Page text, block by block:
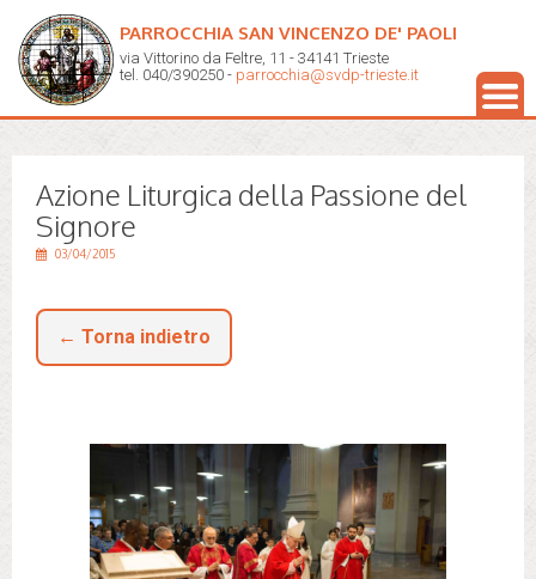
PARROCCHIA SAN VINCENZO DE' PAOLI
via Vittorino da Feltre, 11 - 34141 Trieste
tel. 040/390250 - parrocchia@svdp-trieste.it
Azione Liturgica della Passione del
Signore
03/04/2015
← Torna indietro